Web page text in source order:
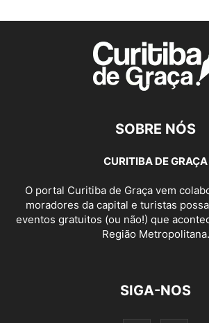
SOBRE NÓS
CURITIBA DE GRAÇA
O portal Curitiba de Graça vem
moradores da capital e turistas
eventos gratuitos (ou não!) que
Região Metropolitana.
SIGA-NOS